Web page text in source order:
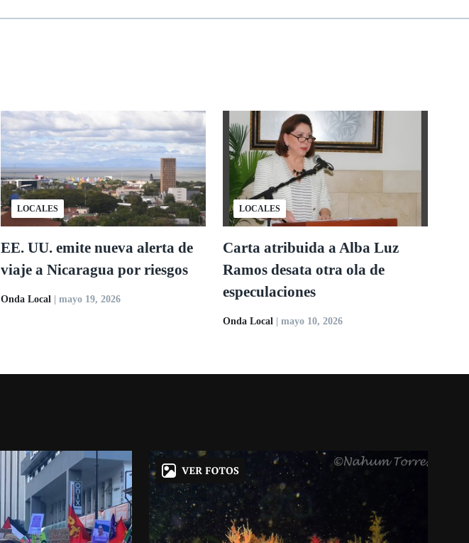
LOCALES
EE. UU. emite nueva alerta de
viaje a Nicaragua por riesgos
Onda Local | mayo 19, 2026
LOCALES
Carta atribuida a Alba Luz
Ramos desata otra ola de
especulaciones
Onda Local | mayo 10, 2026